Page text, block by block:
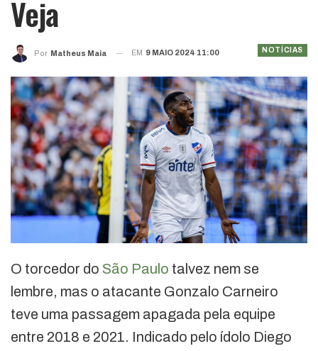
Veja
NOTÍCIAS
Por Matheus Maia EM 9 MAIO 2024 11:00
O torcedor do São Paulo talvez nem se
lembre, mas o atacante Gonzalo Carneiro
teve uma passagem apagada pela equipe
entre 2018 e 2021. Indicado pelo ídolo Diego